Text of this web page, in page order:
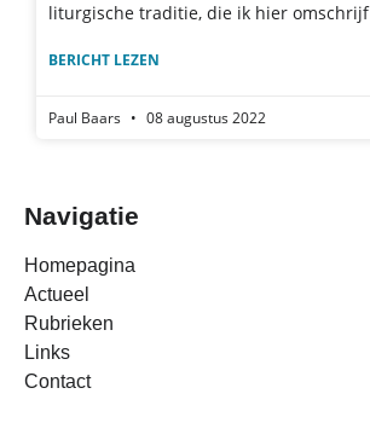
liturgische traditie, die ik hier omschrijf
BERICHT LEZEN
Paul Baars 08 augustus 2022
Navigatie
Homepagina
Actueel
Rubrieken
Links
Contact